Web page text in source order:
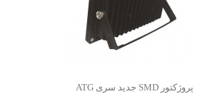
پروژکتور SMD جدید سری ATG